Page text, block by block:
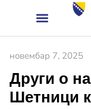
новембар 7, 2025
Други о
Шетници